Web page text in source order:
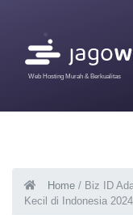
Web Hosting Murah & Berkualitas
Home / Biz ID
Kecil di Indonesia 2024